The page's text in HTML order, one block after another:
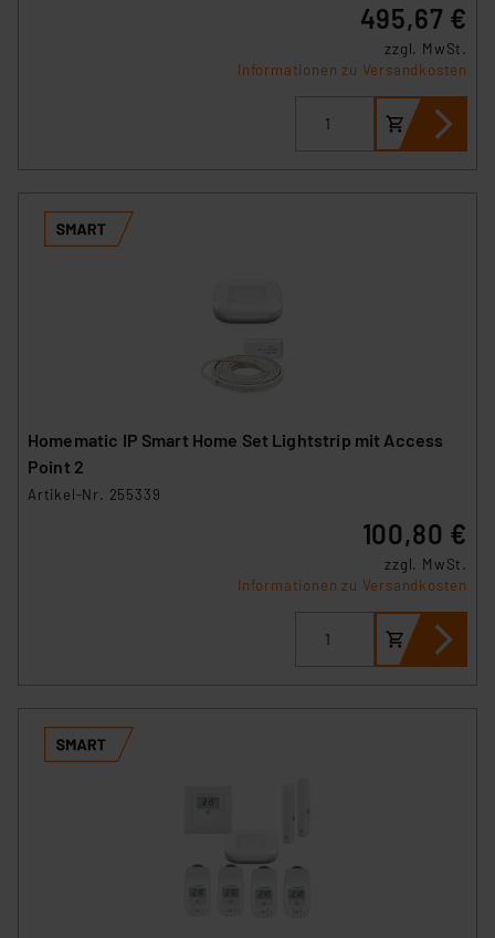
495,67 €
zzgl. MwSt.
Informationen zu Versandkosten
Homematic IP Smart Home Set Lightstrip mit Access
Point 2
Artikel-Nr. 255339
100,80 €
zzgl. MwSt.
Informationen zu Versandkosten